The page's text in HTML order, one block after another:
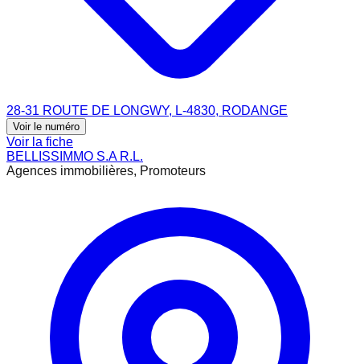
28-31 ROUTE DE LONGWY, L-4830, RODANGE
Voir le numéro
Voir la fiche
BELLISSIMMO S.A R.L.
Agences immobilières, Promoteurs